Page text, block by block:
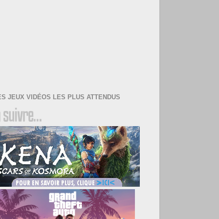
JEUX VIDÉOS LES PLUS ATTENDUS